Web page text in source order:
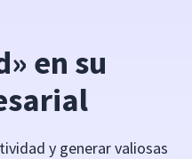
en su
y generar valiosas